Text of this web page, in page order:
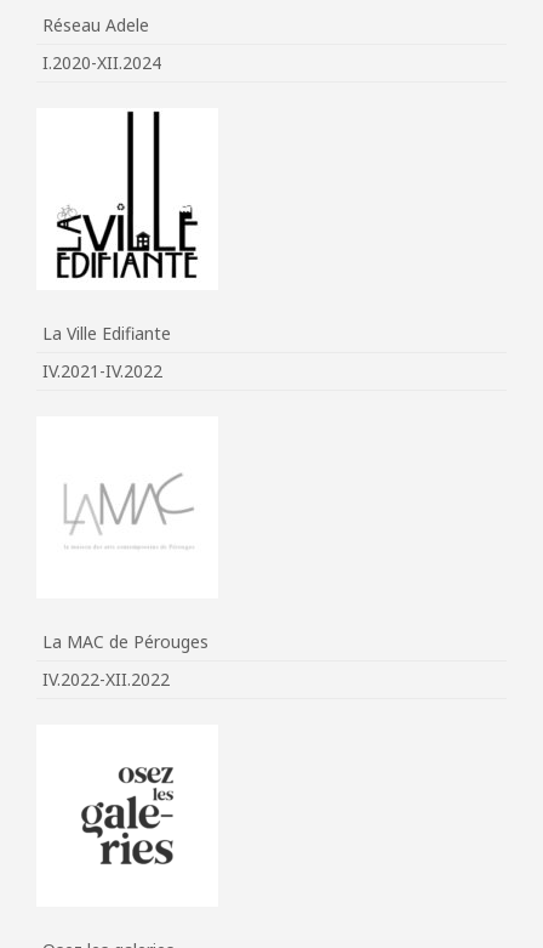
Réseau Adele
I.2020-XII.2024
La Ville Edifiante
IV.2021-IV.2022
La MAC de Pérouges
IV.2022-XII.2022